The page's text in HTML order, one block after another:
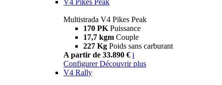
Multistrada V4 Pikes Peak
170 PK Puissance
17,7 kgm Couple
227 Kg Poids sans carburant
A partir de 33.890 € i
Configurer Découvrir plus
V4 Rally